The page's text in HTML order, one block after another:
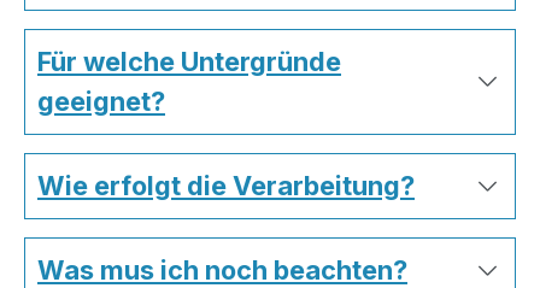
Für welche Untergründe
geeignet?
Wie erfolgt die Verarbeitung?
Was mus ich noch beachten?